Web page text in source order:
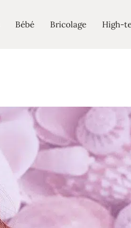
Bébé Bricolage High-